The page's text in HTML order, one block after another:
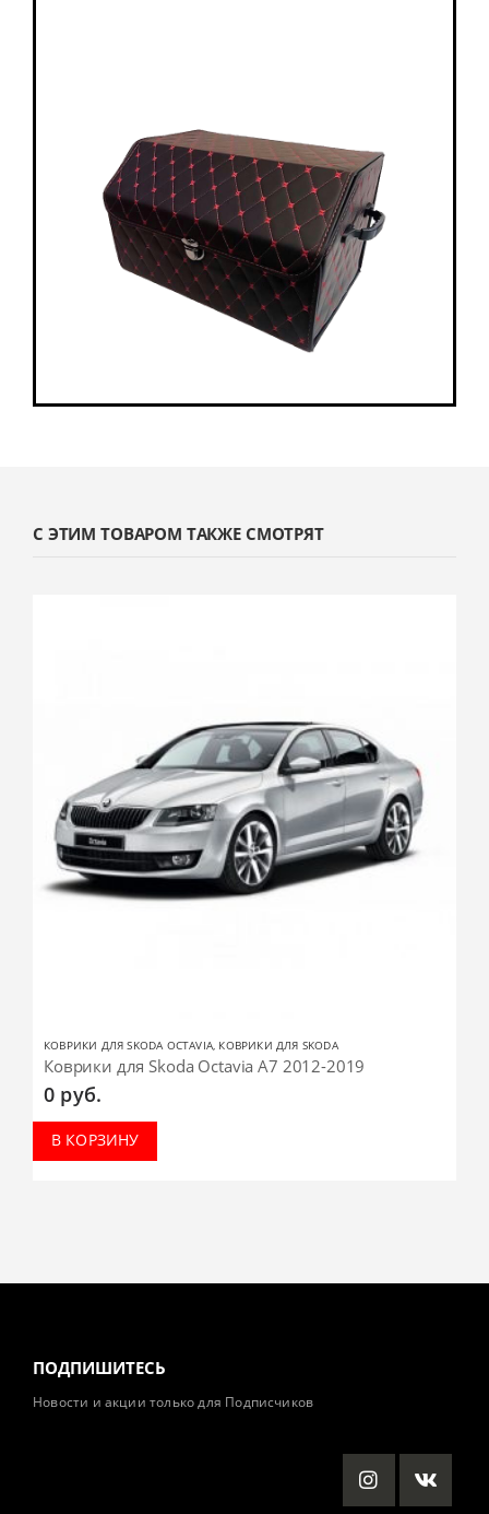
С ЭТИМ ТОВАРОМ ТАКЖЕ СМОТРЯТ
КОВРИКИ ДЛЯ SKODA OCTAVIA, КОВРИКИ ДЛЯ SKODA
Коврики для Skoda Octavia А7 2012-2019
0 руб.
В КОРЗИНУ
ПОДПИШИТЕСЬ
Новости и акции только для Подписчиков